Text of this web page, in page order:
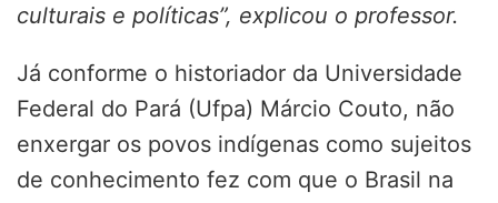
culturais e políticas”, explicou o professor.
Já conforme o historiador da Universidade
Federal do Pará (Ufpa) Márcio Couto, não
enxergar os povos indígenas como sujeitos
de conhecimento fez com que o Brasil na